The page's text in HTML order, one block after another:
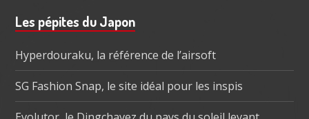
Les pépites du Japon
Hyperdouraku, la référence de l’airsoft
SG Fashion Snap, le site idéal pour les inspis